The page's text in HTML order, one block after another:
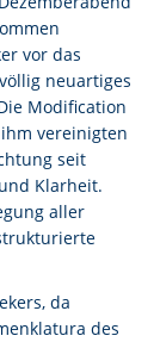
vor das
neuartiges
Modification
vereinigten
seit
Klarheit.
aller
da
des